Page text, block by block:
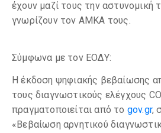
έχουν μαζί τους την αστυνομική
γνωρίζουν τον ΑΜΚΑ τους.
Σύμφωνα με τον ΕΟΔΥ:
Η έκδοση ψηφιακής βεβαίωσης
τους διαγνωστικούς ελέγχους
πραγματοποιείται από το gov.gr,
«Βεβαίωση αρνητικού